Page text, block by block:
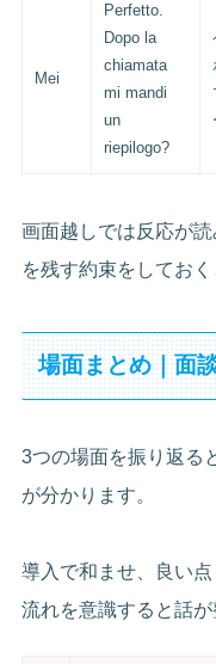
Mei
Perfetto.
Dopo la
chiamata
mi mandi
un
riepilogo?
画面越しでは反応が
を残す約束をしておく
場面まとめ｜面
3つの場面を振り返る
が分かります。
導入で和ませ、良い
流れを意識すると話が